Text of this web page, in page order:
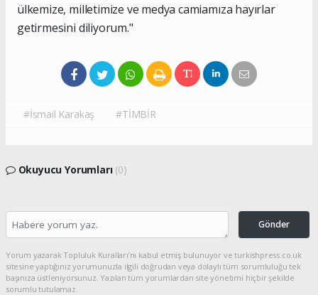
ülkemize, milletimize ve medya camiamıza hayırlar
getirmesini diliyorum."
#İsmail Karakaş #TİMBİR
Okuyucu Yorumları (0)
Gönder
Yorum yazarak Topluluk Kuralları’nı kabul etmiş bulunuyor ve turkishpress.co.uk
sitesine yaptığınız yorumunuzla ilgili doğrudan veya dolaylı tüm sorumluluğu tek
başınıza üstleniyorsunuz. Yazılan tüm yorumlardan site yönetimi hiçbir şekilde
sorumlu tutulamaz.